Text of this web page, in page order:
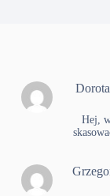
Dorota
Hej,